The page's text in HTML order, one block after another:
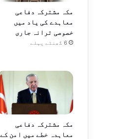
مکہ مشترکہ دفاعی
معاہدے کی یاد میں
خصوصی ترانہ جاری
6 گھنٹے پہلے
مکہ مشترکہ دفاعی
معاہدہ خطے میں امن کے